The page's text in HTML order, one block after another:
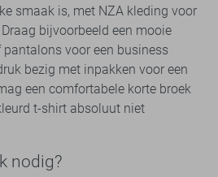
smaak is, met NZA kleding voor
bijvoorbeeld een mooie
voor een business
bezig met inpakken voor een
een comfortabele korte broek
t-shirt absoluut niet
nodig?